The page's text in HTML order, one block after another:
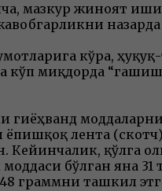
мазкур жиноят
кўра,
кўп миқдорда
гиёҳванд
ёпишқоқ лента
Кейинчалик, қўлга
бўлган яна
граммни ташкил